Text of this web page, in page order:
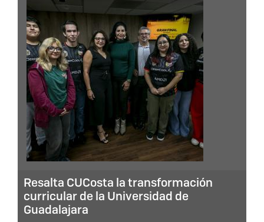
Resalta CUCosta la transformación
curricular de la Universidad de
Guadalajara